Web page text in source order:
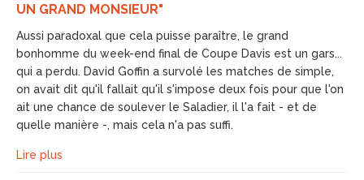
UN GRAND MONSIEUR"
Aussi paradoxal que cela puisse paraître, le grand
bonhomme du week-end final de Coupe Davis est un gars...
qui a perdu. David Goffin a survolé les matches de simple,
on avait dit qu'il fallait qu'il s'impose deux fois pour que l'on
ait une chance de soulever le Saladier, il l'a fait - et de
quelle manière -, mais cela n'a pas suffi.
Lire plus